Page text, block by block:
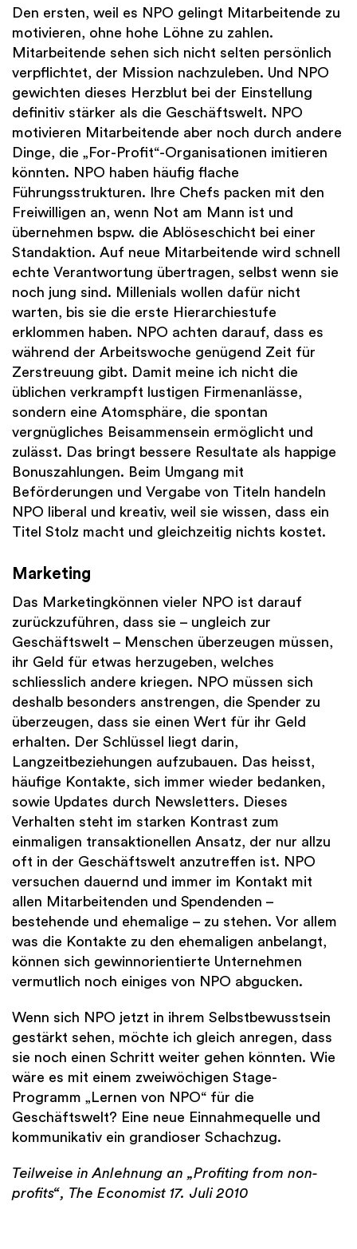
Den ersten, weil es NPO gelingt Mitarbeitende zu
motivieren, ohne hohe Löhne zu zahlen.
Mitarbeitende sehen sich nicht selten persönlich
verpflichtet, der Mission nachzuleben. Und NPO
gewichten dieses Herzblut bei der Einstellung
definitiv stärker als die Geschäftswelt. NPO
motivieren Mitarbeitende aber noch durch andere
Dinge, die „For-Profit“-Organisationen imitieren
könnten. NPO haben häufig flache
Führungsstrukturen. Ihre Chefs packen mit den
Freiwilligen an, wenn Not am Mann ist und
übernehmen bspw. die Ablöseschicht bei einer
Standaktion. Auf neue Mitarbeitende wird schnell
echte Verantwortung übertragen, selbst wenn sie
noch jung sind. Millenials wollen dafür nicht
warten, bis sie die erste Hierarchiestufe
erklommen haben. NPO achten darauf, dass es
während der Arbeitswoche genügend Zeit für
Zerstreuung gibt. Damit meine ich nicht die
üblichen verkrampft lustigen Firmenanlässe,
sondern eine Atomsphäre, die spontan
vergnügliches Beisammensein ermöglicht und
zulässt. Das bringt bessere Resultate als happige
Bonuszahlungen. Beim Umgang mit
Beförderungen und Vergabe von Titeln handeln
NPO liberal und kreativ, weil sie wissen, dass ein
Titel Stolz macht und gleichzeitig nichts kostet.
Marketing
Das Marketingkönnen vieler NPO ist darauf
zurückzuführen, dass sie – ungleich zur
Geschäftswelt – Menschen überzeugen müssen,
ihr Geld für etwas herzugeben, welches
schliesslich andere kriegen. NPO müssen sich
deshalb besonders anstrengen, die Spender zu
überzeugen, dass sie einen Wert für ihr Geld
erhalten. Der Schlüssel liegt darin,
Langzeitbeziehungen aufzubauen. Das heisst,
häufige Kontakte, sich immer wieder bedanken,
sowie Updates durch Newsletters. Dieses
Verhalten steht im starken Kontrast zum
einmaligen transaktionellen Ansatz, der nur allzu
oft in der Geschäftswelt anzutreffen ist. NPO
versuchen dauernd und immer im Kontakt mit
allen Mitarbeitenden und Spendenden –
bestehende und ehemalige – zu stehen. Vor allem
was die Kontakte zu den ehemaligen anbelangt,
können sich gewinnorientierte Unternehmen
vermutlich noch einiges von NPO abgucken.
Wenn sich NPO jetzt in ihrem Selbstbewusstsein
gestärkt sehen, möchte ich gleich anregen, dass
sie noch einen Schritt weiter gehen könnten. Wie
wäre es mit einem zweiwöchigen Stage-
Programm „Lernen von NPO“ für die
Geschäftswelt? Eine neue Einnahmequelle und
kommunikativ ein grandioser Schachzug.
Teilweise in Anlehnung an „Profiting from non-
profits“, The Economist 17. Juli 2010